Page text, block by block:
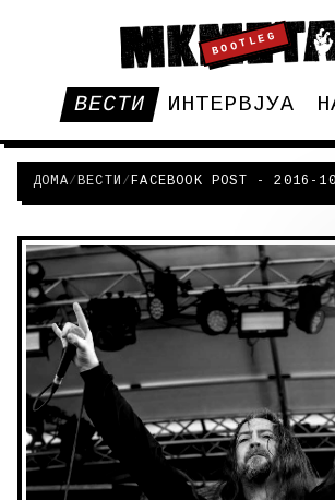
BOOTLEG
ВЕСТИ ИНТЕРВЈУА
ДОМА/ВЕСТИ /FACEBOOK POST - 2016-